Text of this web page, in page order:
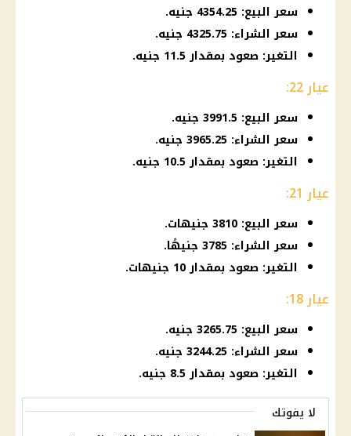
سعر البيع: 4354.25 جنيه.
سعر الشراء: 4325.75 جنيه.
التغير: صعود بمقدار 11.5 جنيه.
عيار 22:
سعر البيع: 3991.5 جنيه.
سعر الشراء: 3965.25 جنيه.
التغير: صعود بمقدار 10.5 جنيه.
عيار 21:
سعر البيع: 3810 جنيهات.
سعر الشراء: 3785 جنيهًا.
التغير: صعود بمقدار 10 جنيهات.
عيار 18:
سعر البيع: 3265.75 جنيه.
سعر الشراء: 3244.25 جنيه.
التغير: صعود بمقدار 8.5 جنيه.
لا يفوتك